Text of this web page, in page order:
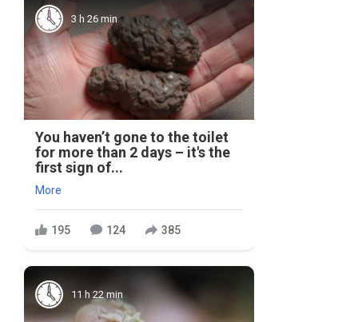
3 h 26 min
You haven’t gone to the toilet
for more than 2 days – it's the
first sign of...
More
195 124 385
11 h 22 min